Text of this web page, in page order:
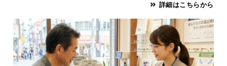
詳細はこちらから